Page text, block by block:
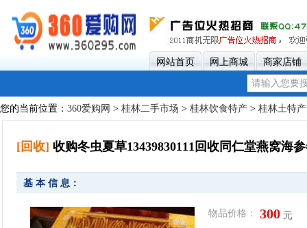
网站首页 网上商城 商家店铺
您的当前位置： 360爱购网 > 桂林二手市场 > 桂林饮食特产 > 桂林土特产
[回收] 收购冬虫夏草13439830111回收同仁堂燕窝海
基 本 信 息：
物品价格： 300元